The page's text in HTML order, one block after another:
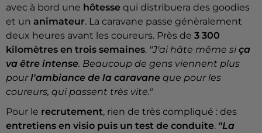
avec à bord une hôtesse qui distribuera des goodies
et un animateur. La caravane passe génèralement
deux heures avant les coureurs. Près de 3 300
kilomètres en trois semaines. "J'ai hâte même si ça
va être intense. Beaucoup de gens viennent plus
pourl'ambiance de la caravane que pour les
coureurs, qui passent très vite."
Pour le recrutement, rien de très compliqué : des
entretiens en visio puis un test de conduite. "La